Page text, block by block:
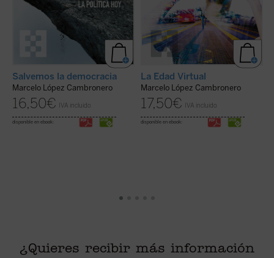
Salvemos la democracia
Marcelo López Cambronero
16,50€ IVA incluido
disponible en ebook:
La Edad Virtual
Marcelo López Cambronero
17,50€ IVA incluido
disponible en ebook:
¿Quieres recibir más información